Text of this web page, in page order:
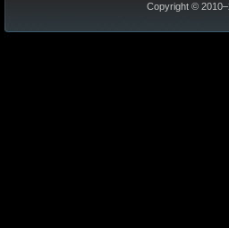
Copyright © 2010–